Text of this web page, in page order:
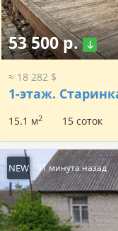
53 500 р.
≈ 18 282 $
1-этаж.
15.1 м2 15 соток
NEW 51 минута назад